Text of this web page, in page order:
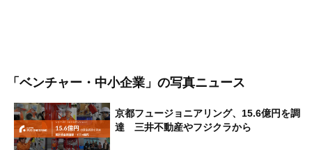
「ベンチャー・中小企業」 の写真ニュース
京都フュージョニアリング、15.6億円を調
達 三井不動産やフジクラから